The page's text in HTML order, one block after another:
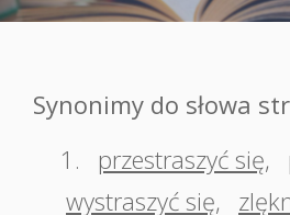
Synonimy do słowa
1.
przestraszyć się,
wystraszyć się,